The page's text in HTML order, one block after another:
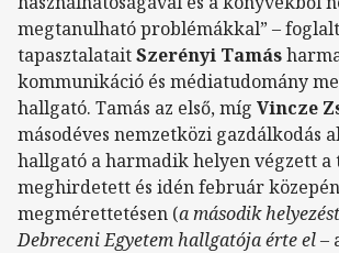
megtanulható problémákkal” –
tapasztalataitSzerényi Tamás
kommunikáció és médiatudomány
hallgató. Tamás az első, míg Vincze
másodéves nemzetközi gazdálkodás
hallgató a harmadik helyen végzett a
meghirdetett és idén február
megmérettetésen (a második helyezést
Debreceni Egyetem hallgatója érte el–